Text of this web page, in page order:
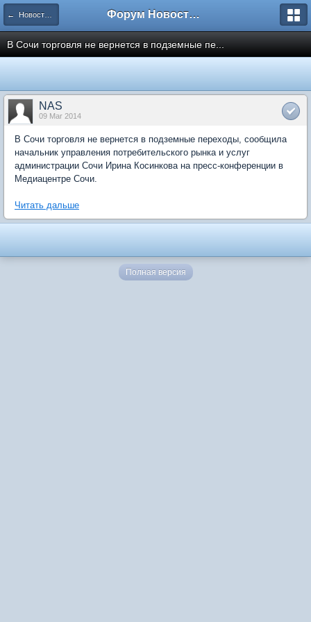
← Новости рынка недвижимости Форум Новостройки
В Сочи торговля не вернется в подземные пе...
NAS
09 Mar 2014
В Сочи торговля не вернется в подземные переходы, сообщила
начальник управления потребительского рынка и услуг
администрации Сочи Ирина Косинкова на пресс-конференции в
Медиацентре Сочи.
Читать дальше
Полная версия